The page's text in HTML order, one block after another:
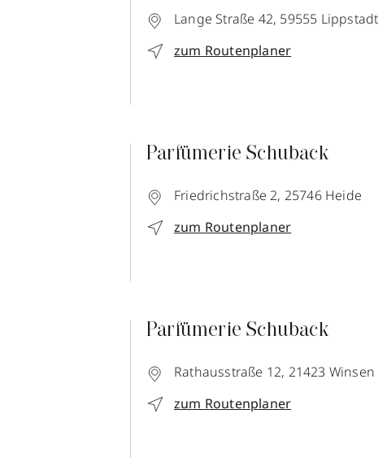
Lange Straße 42, 59555 Lippstadt
zum Routenplaner
Parfümerie Schuback
Friedrichstraße 2, 25746 Heide
zum Routenplaner
Parfümerie Schuback
Rathausstraße 12, 21423 Winsen
zum Routenplaner